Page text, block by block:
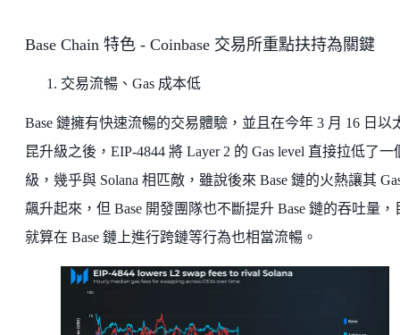
Base Chain 特色 - Coinbase 交易所重點扶持為關鍵
交易流暢、Gas 成本低
Base 鏈擁有快速流暢的交易體驗，並且在今年 3 月 16 日以
昆升級之後，EIP-4844 將 Layer 2 的 Gas level 直接拉低了一
級，幾乎與 Solana 相匹敵，雖說後來 Base 鏈的火熱讓其
飆升起來，但 Base 開發團隊也不斷提升 Base 鏈的吞吐量，
就算在 Base 鏈上進行跨鏈等行為也相當流暢。